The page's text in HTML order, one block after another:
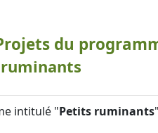
du
intitulé "Petits ruminants